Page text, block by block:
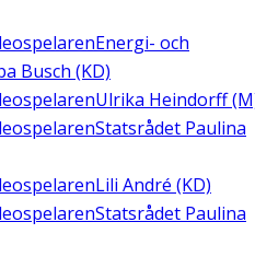
Energi- och
Busch (KD)
Ulrika Heindorff
Statsrådet Paulina
Lili André (KD)
Statsrådet Paulina